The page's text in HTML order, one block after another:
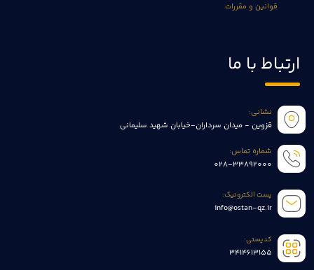
قوانین و مقررات
ارتباط با ما
نشانی:
قزوین - میدان سرداران-خیابان شهید سلیمانی
شماره تماس:
028-33892000
پست الکترونیک:
info@ostan-qz.ir
کدپستی:
3414613155